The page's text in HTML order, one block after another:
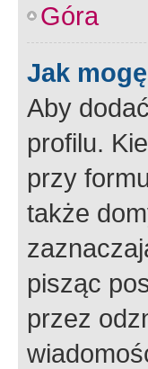
Góra
Jak
Aby
profilu.
przy
także
pisząc
przez